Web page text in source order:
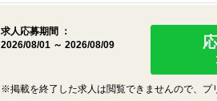
求人応募期間 ：
2026/08/01 ～ 2026/08/09
※掲載を終了した求人は閲覧できませんので、プ